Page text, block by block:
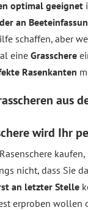
optimal geeignet
an
schaffen, aber
eine Grasschere
Rasenkanten
aus
wird Ihr
nicht, dass Sie
an letzter Stelle
erproben wollen